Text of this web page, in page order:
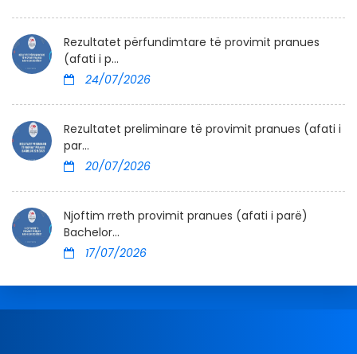
Rezultatet përfundimtare të provimit pranues
(afati i p...
24/07/2026
Rezultatet preliminare të provimit pranues (afati i
par...
20/07/2026
Njoftim rreth provimit pranues (afati i parë)
Bachelor...
17/07/2026